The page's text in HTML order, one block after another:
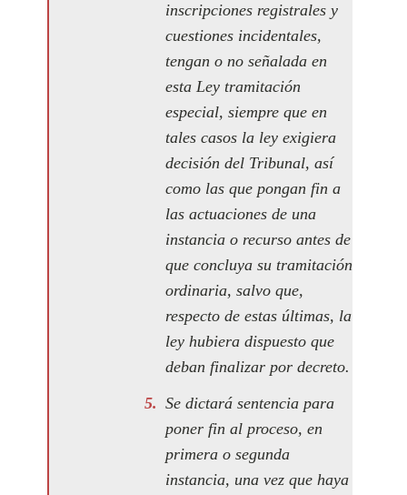
inscripciones registrales y
cuestiones incidentales,
tengan o no señalada en
esta Ley tramitación
especial, siempre que en
tales casos la ley exigiera
decisión del Tribunal, así
como las que pongan fin a
las actuaciones de una
instancia o recurso antes de
que concluya su tramitación
ordinaria, salvo que,
respecto de estas últimas, la
ley hubiera dispuesto que
deban finalizar por decreto.
Se dictará sentencia para
poner fin al proceso, en
primera o segunda
instancia, una vez que haya